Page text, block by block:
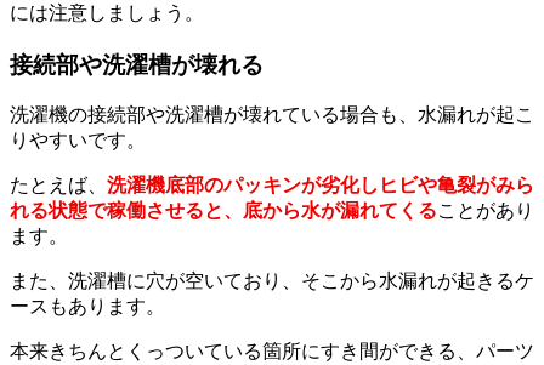
には注意しましょう。
接続部や洗濯槽が壊れる
洗濯機の接続部や洗濯槽が壊れている場合も、水漏れが起こ
りやすいです。
たとえば、 洗濯機底部のパッキンが劣化しヒビや亀裂がみら
れる状態で稼働させると、底から水が漏れてくることがあり
ます。
また、洗濯槽に穴が空いており、そこから水漏れが起きるケ
ースもあります。
本来きちんとくっついている箇所にすき間ができる、パーツ